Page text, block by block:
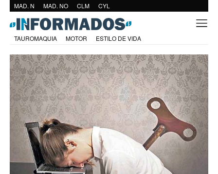
MAD. N MAD. NO CLM CYL
TAUROMAQUIA MOTOR ESTILO DE VIDA